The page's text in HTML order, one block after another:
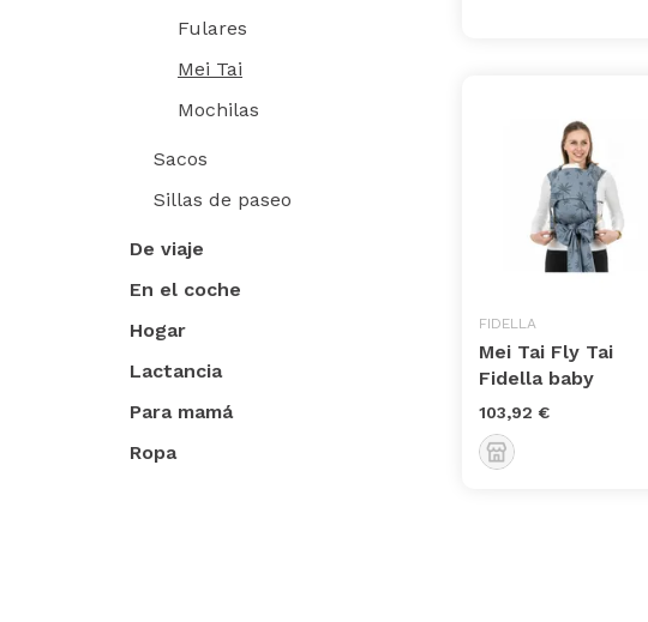
Fulares
Mei Tai
Mochilas
Sacos
Sillas de paseo
De viaje
En el coche
Hogar
Lactancia
Para mamá
Ropa
FIDELLA
Mei Tai Fly Tai
Fidella baby
103,92 €